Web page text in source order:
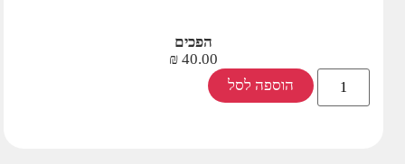
הפכים
40.00
₪
הוספה לסל